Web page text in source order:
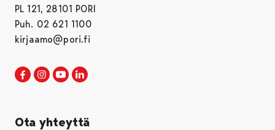
PL 121, 28101 PORI
Puh. 02 621 1100
kirjaamo@pori.fi
Porin kaupunki Facebookissa
Avautuu uudessa välilehdessä
Porin kaupunki Instagramissa
Avautuu uudessa välilehdessä
Porin kaupunki Youtubessa
Avautuu uudessa välilehdessä
Ota yhteyttä